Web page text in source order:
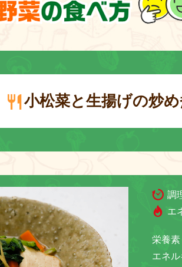
小松菜と生揚げの炒
調
エ
栄養素
エネル